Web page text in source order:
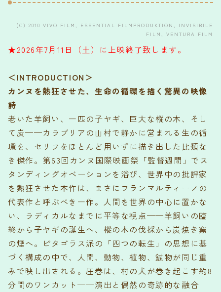
(C) 2010 VIVO FILM, ESSENTIAL FILMPRODUKTION, INVISIBILE
FILM, VENTURA FILM
★2026年7月11日（土）に上映終了致します。
＜INTRODUCTION＞
カンヌを熱狂させた、生命の循環を描く驚異の映像
詩
老いた羊飼い、一匹の子ヤギ、巨大な樅の木、そし
て炭──カラブリアの山村で静かに営まれる生の循
環を、セリフをほとんど用いずに描き出した比類な
き傑作。第63回カンヌ国際映画祭「監督週間」でス
タンディングオベーションを浴び、世界中の批評家
を熱狂させた本作は、まさにフランマルティーノの
代表作と呼ぶべき一作。人間を世界の中心に置かな
い、ラディカルなまでに平等な視点──羊飼いの臨
終から子ヤギの誕生へ、樅の木の伐採から炭焼き窯
の煙へ。ピタゴラス派の「四つの転生」の思想に基
づく構成の中で、人間、動物、植物、鉱物が同じ重
みで映し出される。圧巻は、村の犬が巻き起こす約8
分間のワンカット──演出と偶然の奇跡的な融合